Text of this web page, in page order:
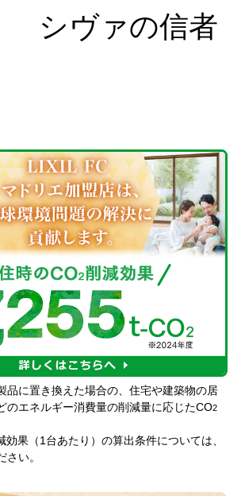
品に置き換えた場合の、住宅や建築物の居
のエネルギー消費量の削減量に応じたCO2
効果（1台あたり）の算出条件については、
さい。